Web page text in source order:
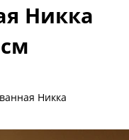
Никка
Никка